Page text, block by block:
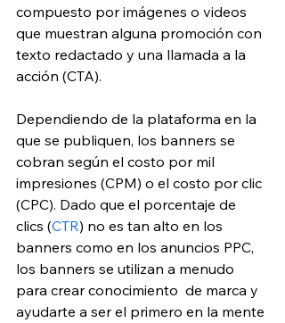
compuesto por imágenes o videos
que muestran alguna promoción con
texto redactado y una llamada a la
acción (CTA).
Dependiendo de la plataforma en la
que se publiquen, los banners se
cobran según el costo por mil
impresiones (CPM) o el costo por clic
(CPC). Dado que el porcentaje de
clics (CTR) no es tan alto en los
banners como en los anuncios PPC,
los banners se utilizan a menudo
para crear conocimiento  de marca y
ayudarte a ser el primero en la mente